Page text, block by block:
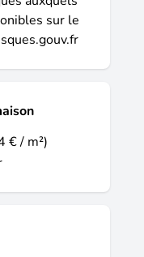
de
458 727.
sur le
€ / m²)